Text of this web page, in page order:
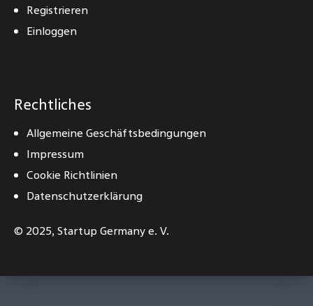
Registrieren
Einloggen
Rechtliches
Allgemeine Geschäftsbedingungen
Impressum
Cookie Richtlinien
Datenschutzerklärung
© 2025,Startup Germany e. V.